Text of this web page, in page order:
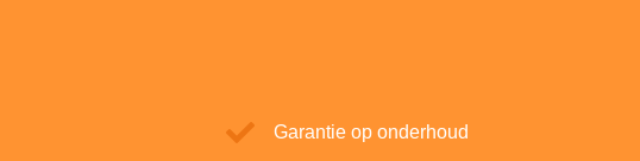
Garantie op onderhoud